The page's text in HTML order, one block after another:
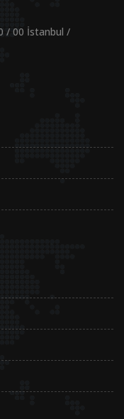
/ 00 İstanbul /